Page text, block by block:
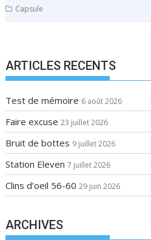
Capsule
ARTICLES RECENTS
Test de mémoire 6 août 2026
Faire excuse 23 juillet 2026
Bruit de bottes 9 juillet 2026
Station Eleven 7 juillet 2026
Clins d’oeil 56-60 29 juin 2026
ARCHIVES